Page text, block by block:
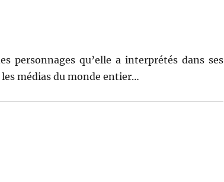
personnages qu’elle a interprétés dans ses
médias du monde entier…